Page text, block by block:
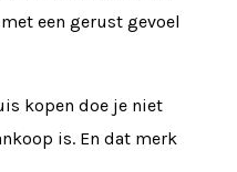
een gerust gevoel
kopen doe je niet
is. En dat merk